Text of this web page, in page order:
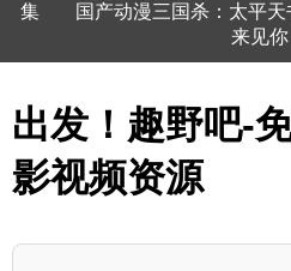
集
国产动漫三国杀：太平
来见你
出发！趣野吧-
影视频资源